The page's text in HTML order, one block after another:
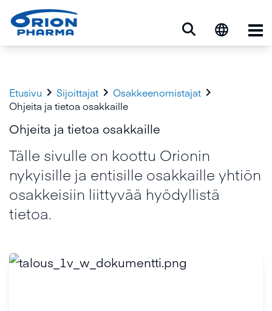
Etusivu  Sijoittajat  Osakkeenomistajat 
Ohjeita ja tietoa osakkaille
Ohjeita ja tietoa osakkaille
Tälle sivulle on koottu Orionin
nykyisille ja entisille osakkaille yhtiön
osakkeisiin liittyvää hyödyllistä
tietoa.